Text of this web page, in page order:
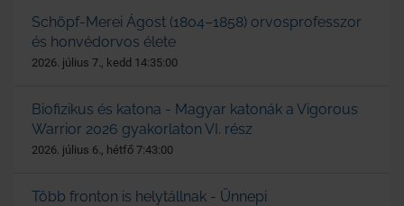
Schöpf-Merei Ágost (1804–1858) orvosprofesszor
és honvédorvos élete
2026. július 7., kedd 14:35:00
Biofizikus és katona - Magyar katonák a Vigorous
Warrior 2026 gyakorlaton VI. rész
2026. július 6., hétfő 7:43:00
Több fronton is helytállnak - Ünnepi